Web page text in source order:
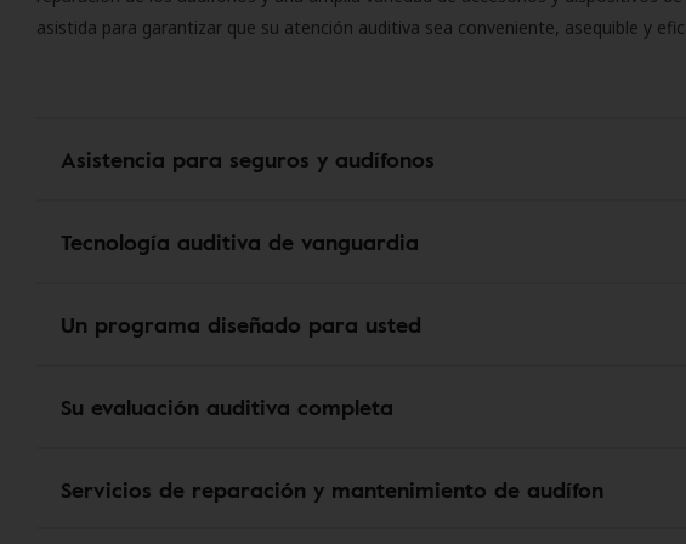
asistida para garantizar que su atención auditiva sea conveniente, asequible y
Asistencia para seguros y audífonos
Tecnología auditiva de vanguardia
Un programa diseñado para usted
Su evaluación auditiva completa
Servicios de reparación y mantenimiento de audífon